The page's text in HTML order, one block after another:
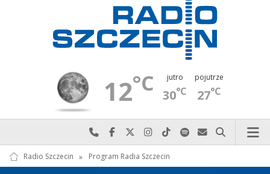
12°C jutro
30°C
pojutrze
27°C
Najlepiej po prostu do nas zadzwoń
Odwiedź nas na Facebook-u
Odwiedź nas na X
Odwiedź nas na Instagram-ie
Odwiedź nas na TikTok-u
Szukaj nas na Spotify
Wyślij do nas
Szukaj
Radio Szczecin » Program Radia Szczecin